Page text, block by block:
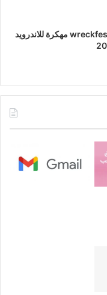
تحميل لعبة wreckfest apk obb مهكرة للاندرويد